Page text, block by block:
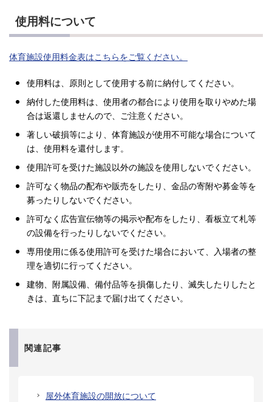
使用料について
体育施設使用料金表はこちらをご覧ください。
使用料は、原則として使用する前に納付してください。
納付した使用料は、使用者の都合により使用を取りやめた場
合は返還しませんので、ご注意ください。
著しい破損等により、体育施設が使用不可能な場合について
は、使用料を還付します。
使用許可を受けた施設以外の施設を使用しないでください。
許可なく物品の配布や販売をしたり、金品の寄附や募金等を
募ったりしないでください。
許可なく広告宣伝物等の掲示や配布をしたり、看板立て札等
の設備を行ったりしないでください。
専用使用に係る使用許可を受けた場合において、入場者の整
理を適切に行ってください。
建物、附属設備、備付品等を損傷したり、滅失したりしたと
きは、直ちに下記まで届け出てください。
関連記事
屋外体育施設の開放について